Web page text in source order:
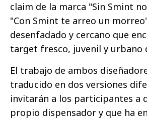
claim de la marca "Sin Smint
"Con Smint te arreo un
desenfadado y cercano que
target fresco, juvenil y urbano
El trabajo de ambos
traducido en dos versiones
invitarán a los participantes a
propio dispensador y que ha